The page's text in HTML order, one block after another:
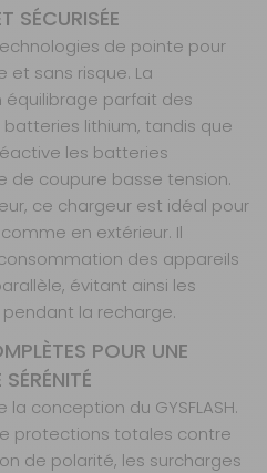
SÉCURISÉE
de pointe pour
sans risque. La
équilibrage parfait des
lithium, tandis que
les batteries
de coupure basse tension.
ce chargeur est idéal pour
en extérieur. Il
des appareils
évitant ainsi les
la recharge.
POUR UNE
conception du GYSFLASH.
protections totales contre
de polarité, les surcharges